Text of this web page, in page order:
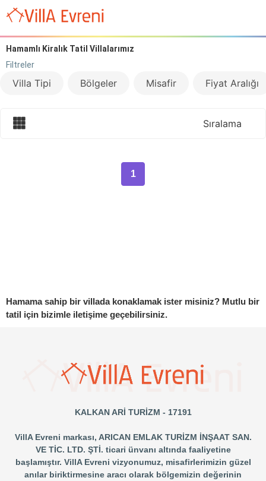
Hamamlı Kiralık Tatil Villalarımız
Filtreler
Villa Tipi Bölgeler Misafir Fiyat Aralığı
Sıralama
1
Hamama sahip bir villada konaklamak ister misiniz? Mutlu bir
tatil için bizimle iletişime geçebilirsiniz.
KALKAN ARİ TURİZM - 17191
VillA Evreni markası, ARICAN EMLAK TURİZM İNŞAAT SAN.
VE TİC. LTD. ŞTİ. ticari ünvanı altında faaliyetine
başlamıştır. VillA Evreni vizyonumuz, misafirlerimizin güzel
anılar biriktirmesine aracı olarak bölgemizin değerinin